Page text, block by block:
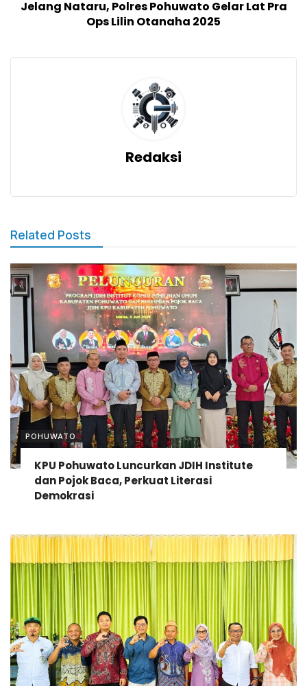
Jelang Nataru, Polres Pohuwato Gelar Lat Pra
Ops Lilin Otanaha 2025
Redaksi
Related Posts
POHUWATO
KPU Pohuwato Luncurkan JDIH Institute
dan Pojok Baca, Perkuat Literasi
Demokrasi